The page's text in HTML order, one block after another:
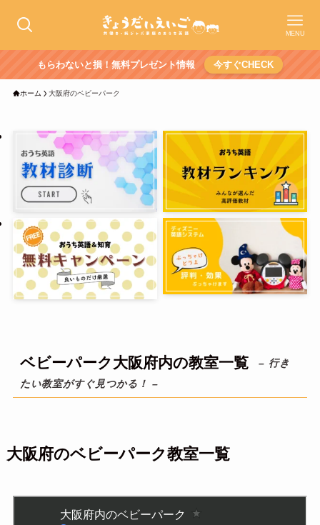
MENU
もらわないと損！無料プレゼント情報 今すぐCHECK
ホーム 大阪府のベビーパーク
ベビーパーク大阪府内の教室一覧
– 行き
たい教室がすぐ見つかる！ –
大阪府のベビーパーク教室一覧